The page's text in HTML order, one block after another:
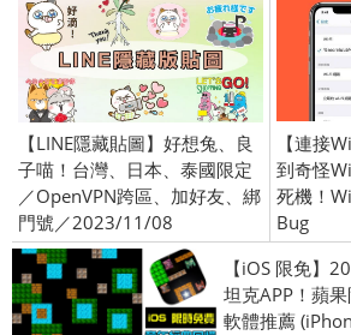
【LINE隱藏貼圖】好想兔、良
子喵！台灣、日本、泰國限定
／OpenVPN跨區、加好友、綁
門號／2023/11/08
【連接
到奇怪
死機！
Bug
【iOS 限免】
坦克APP！蘋
軟體推薦